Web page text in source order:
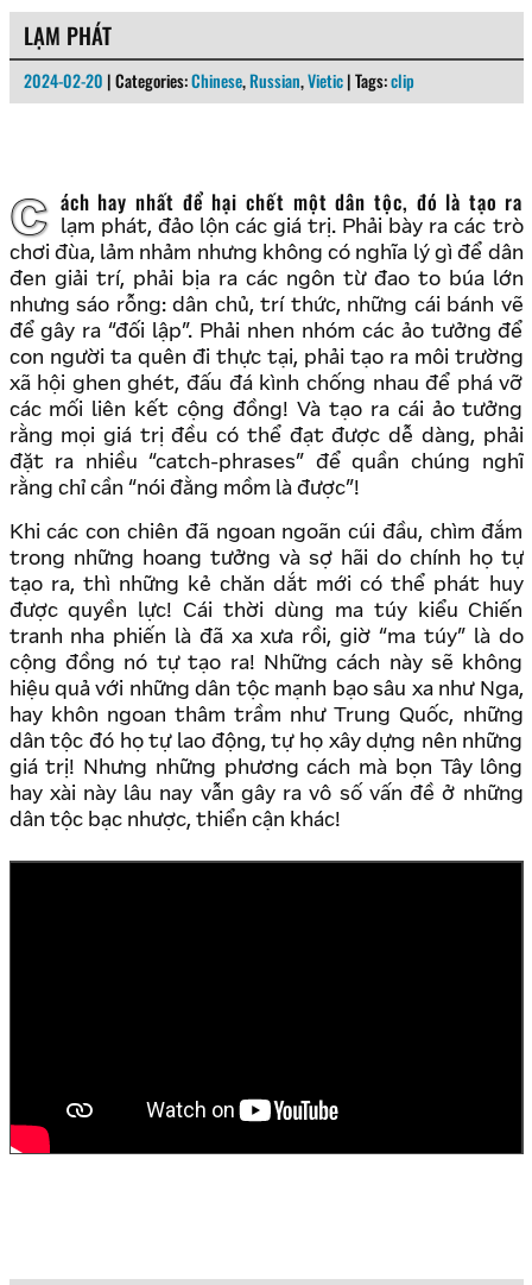
LẠM PHÁT
2024-02-20 | Categories:Chinese,Russian,Vietic | Tags:clip
Cách hay nhất để hại chết một dân tộc, đó là tạo ra
lạm phát, đảo lộn các giá trị. Phải bày ra các trò
chơi đùa, lảm nhảm nhưng không có nghĩa lý gì để dân
đen giải trí, phải bịa ra các ngôn từ đao to búa lớn
nhưng sáo rỗng: dân chủ, trí thức, những cái bánh vẽ
để gây ra “đối lập”. Phải nhen nhóm các ảo tưởng để
con người ta quên đi thực tại, phải tạo ra môi trường
xã hội ghen ghét, đấu đá kình chống nhau để phá vỡ
các mối liên kết cộng đồng! Và tạo ra cái ảo tưởng
rằng mọi giá trị đều có thể đạt được dễ dàng, phải
đặt ra nhiều “catch-phrases” để quần chúng nghĩ
rằng chỉ cần “nói đằng mồm là được”!
Khi các con chiên đã ngoan ngoãn cúi đầu, chìm đắm
trong những hoang tưởng và sợ hãi do chính họ tự
tạo ra, thì những kẻ chăn dắt mới có thể phát huy
được quyền lực! Cái thời dùng ma túy kiểu Chiến
tranh nha phiến là đã xa xưa rồi, giờ “ma túy” là do
cộng đồng nó tự tạo ra! Những cách này sẽ không
hiệu quả với những dân tộc mạnh bạo sâu xa như Nga,
hay khôn ngoan thâm trầm như Trung Quốc, những
dân tộc đó họ tự lao động, tự họ xây dựng nên những
giá trị! Nhưng những phương cách mà bọn Tây lông
hay xài này lâu nay vẫn gây ra vô số vấn đề ở những
dân tộc bạc nhược, thiển cận khác!